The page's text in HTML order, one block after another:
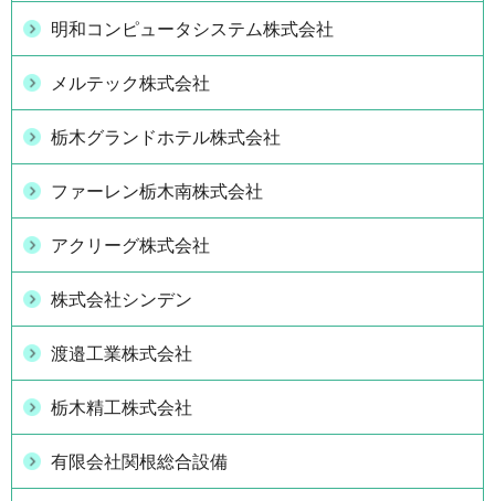
明和コンピュータシステム株式会社
メルテック株式会社
栃木グランドホテル株式会社
ファーレン栃木南株式会社
アクリーグ株式会社
株式会社シンデン
渡邉工業株式会社
栃木精工株式会社
有限会社関根総合設備